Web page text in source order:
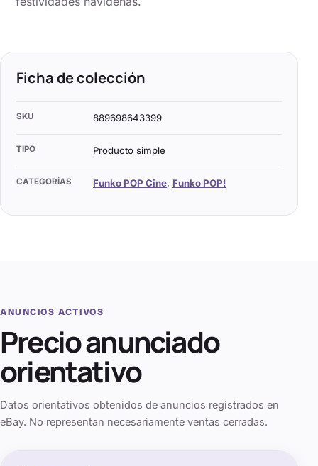
Ficha de colección
SKU 889698643399
TIPO Producto simple
CATEGORÍAS Funko POP Cine, Funko POP!
ANUNCIOS ACTIVOS
Precio anunciado
orientativo
Datos orientativos obtenidos de anuncios registrados en
eBay. No representan necesariamente ventas cerradas.